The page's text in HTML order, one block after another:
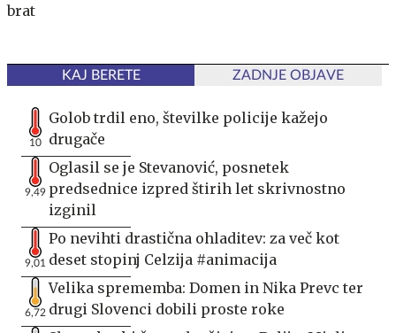
brat
KAJ BERETE ZADNJE OBJAVE
10
Golob trdil eno, številke policije kažejo
drugače
9,49
Oglasil se je Stevanović, posnetek
predsednice izpred štirih let skrivnostno
izginil
9,01
Po nevihti drastična ohladitev: za več kot
deset stopinj Celzija #animacija
6,72
Velika sprememba: Domen in Nika Prevc ter
drugi Slovenci dobili proste roke